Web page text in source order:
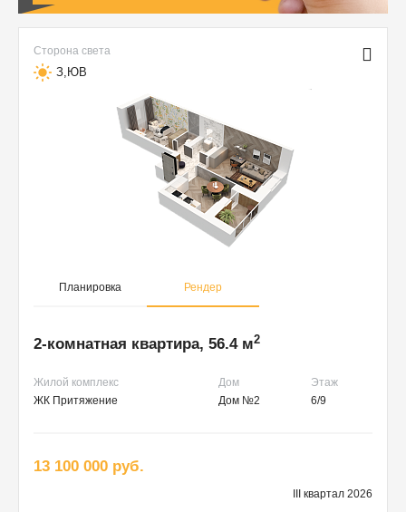
Сторона света
З,ЮВ
Планировка Рендер
2-комнатная квартира, 56.4 м2
Жилой комплекс Дом
Этаж
ЖК Притяжение
Дом №2 6/9
13 100 000 руб.
III квартал 2026